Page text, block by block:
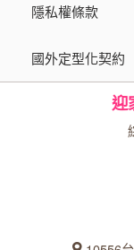
隱私權條款
國外定型化契約
迎